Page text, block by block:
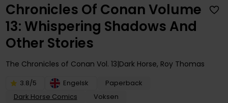
Chronicles Of Conan Volume
13: Whispering Shadows And
Other Stories
The Chronicles of Conan Vol. 13 Dark Horse, Roy Thomas
3.8/5 Engelsk
Paperback
Dark Horse Comics
Voksen